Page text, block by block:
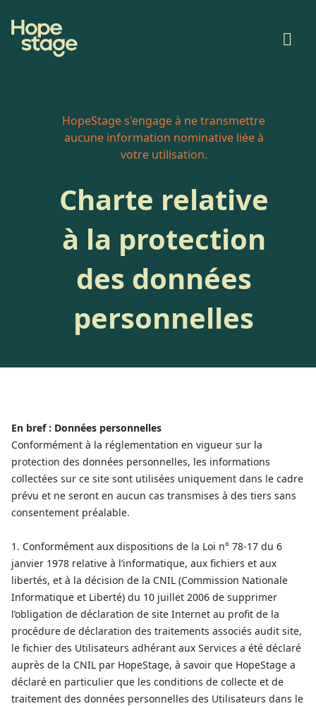
HopeStage s'engage à ne transmettre
aucune information nominative liée à
votre utilisation.
Charte relative
à la protection
des données
personnelles
En bref : Données personnelles
Conformément à la réglementation en vigueur sur la
protection des données personnelles, les informations
collectées sur ce site sont utilisées uniquement dans le cadre
prévu et ne seront en aucun cas transmises à des tiers sans
consentement préalable.
1. Conformément aux dispositions de la Loi n° 78-17 du 6
janvier 1978 relative à l’informatique, aux fichiers et aux
libertés, et à la décision de la CNIL (Commission Nationale
Informatique et Liberté) du 10 juillet 2006 de supprimer
l’obligation de déclaration de site Internet au profit de la
procédure de déclaration des traitements associés audit site,
le fichier des Utilisateurs adhérant aux Services a été déclaré
auprès de la CNIL par HopeStage, à savoir que HopeStage a
déclaré en particulier que les conditions de collecte et de
traitement des données personnelles des Utilisateurs dans le